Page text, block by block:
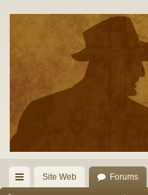
Site Web Forums